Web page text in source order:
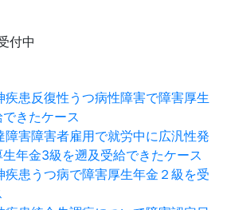
疾患反復性うつ病性障害で障害厚生
きたケース
障害障害者雇用で就労中に広汎性発
年金3級を遡及受給できたケース
疾患 うつ病で障害厚生年金２級を受